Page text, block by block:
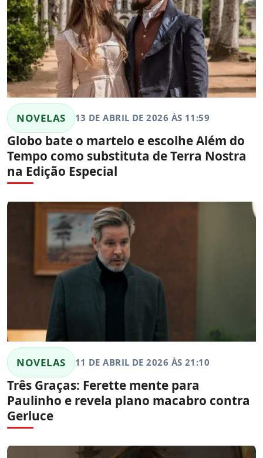
NOVELAS 13 DE ABRIL DE 2026 ÀS 11:59
Globo bate o martelo e escolhe Além do
Tempo como substituta de Terra Nostra
na Edição Especial
NOVELAS 11 DE ABRIL DE 2026 ÀS 21:10
Três Graças: Ferette mente para
Paulinho e revela plano macabro contra
Gerluce